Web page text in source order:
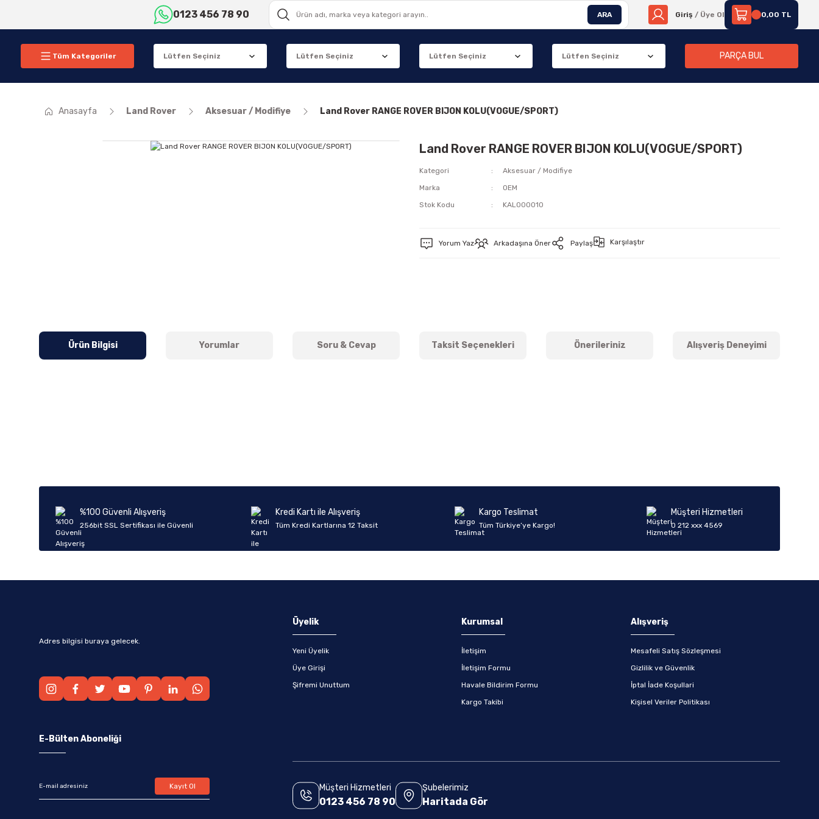
0123 456 78 90 ARA Giriş / Üye Ol 0,00 TL
Tüm Kategoriler PARÇA BUL
Anasayfa Land Rover Aksesuar / Modifiye Land Rover RANGE ROVER BIJON KOLU(VOGUE/SPORT)
Land Rover RANGE ROVER BIJON KOLU(VOGUE/SPORT)
Kategori
Aksesuar / Modifiye
Marka
OEM
Stok Kodu
KAL000010
Yorum Yaz Arkadaşına Öner Paylaş Karşılaştır
Ürün Bilgisi Yorumlar Soru & Cevap Taksit Seçenekleri Önerileriniz Alışveriş Deneyimi
Ürün fiyatı diğer sitelerden daha pahalı.
Bu ürüne benzer farklı alternatifler olmalı.
%100 Güvenli Alışveriş
256bit SSL Sertifikası ile Güvenli
Kredi Kartı ile Alışveriş
Tüm Kredi Kartlarına 12 Taksit
Kargo Teslimat
Tüm Türkiye’ye Kargo!
Müşteri Hizmetleri
0 212 xxx 4569
Adres bilgisi buraya gelecek.
Üyelik
Yeni Üyelik
Üye Girişi
Şifremi Unuttum
Kurumsal
İletişim
İletişim Formu
Havale Bildirim Formu
Kargo Takibi
Alışveriş
Mesafeli Satış Sözleşmesi
Gizlilik ve Güvenlik
İptal İade Koşullari
Kişisel Veriler Politikası
E-Bülten Aboneliği
Kayıt Ol Müşteri Hizmetleri
0123 456 78 90
Şubelerimiz
Haritada Gör